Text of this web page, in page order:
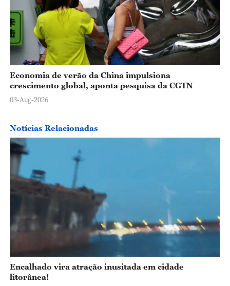
Economia de verão da China impulsiona
crescimento global, aponta pesquisa da CGTN
03-Aug-2026
Notícias Relacionadas
Encalhado vira atração inusitada em cidade
litorânea!